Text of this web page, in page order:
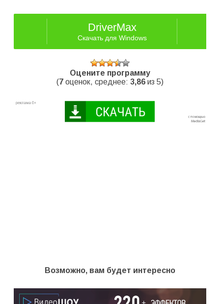
DriverMax
Скачать для Windows
Оцените программу
(7 оценок, среднее: 3,86 из 5)
Возможно, вам будет интересно